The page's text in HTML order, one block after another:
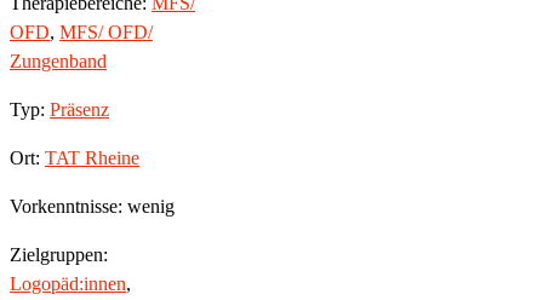
OFD, MFS/ OFD/
Zungenband
Typ: Präsenz
Ort: TAT Rheine
Vorkenntnisse: wenig
Zielgruppen:
Logopäd:innen,